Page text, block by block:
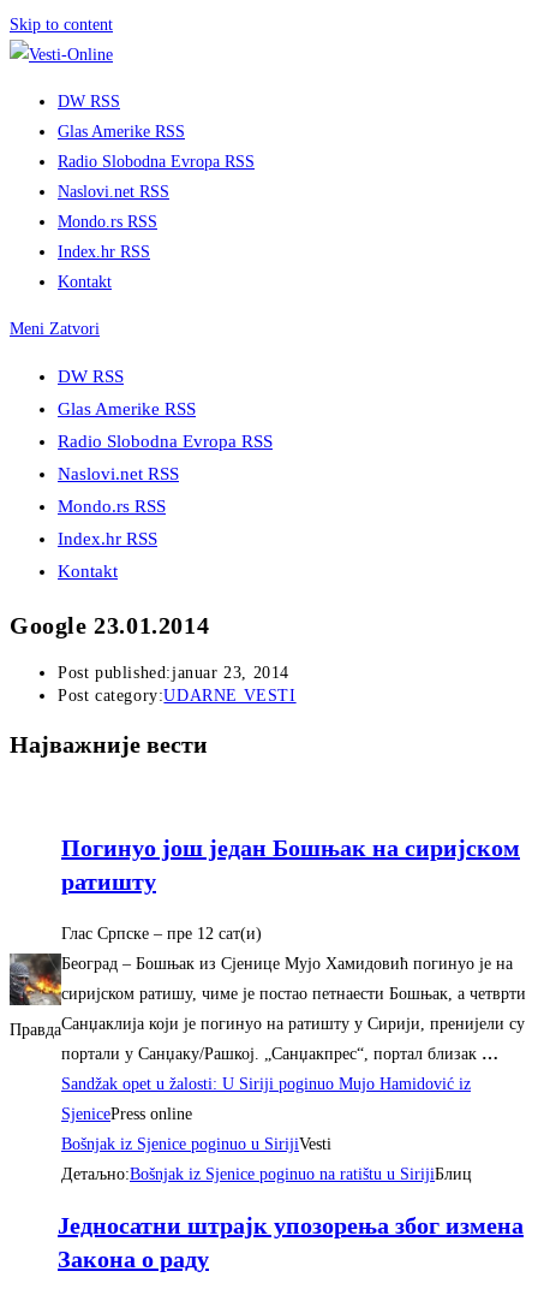
Skip to content
DW RSS
Glas Amerike RSS
Radio Slobodna Evropa RSS
Naslovi.net RSS
Mondo.rs RSS
Index.hr RSS
Kontakt
Meni Zatvori
DW RSS
Glas Amerike RSS
Radio Slobodna Evropa RSS
Naslovi.net RSS
Mondo.rs RSS
Index.hr RSS
Kontakt
Google 23.01.2014
Post published:januar 23, 2014
Post category:UDARNE VESTI
Најважније вести
Правда
Погинуо још један Бошњак на сиријском
ратишту
Глас Српске – ‎пре 12 сат(и)‎
Београд – Бошњак из Сјенице Мујо Хамидовић погинуо је на
сиријском ратишу, чиме је постао петнаести Бошњак, а четврти
Санџаклија који је погинуо на ратишту у Сирији, пренијели су
портали у Санџаку/Рашкој. „Санџакпрес“, портал близак …
Sandžak opet u žalosti: U Siriji poginuo Mujo Hamidović iz
SjenicePress online
Bošnjak iz Sjenice poginuo u SirijiVesti
Детаљно:Bošnjak iz Sjenice poginuo na ratištu u SirijiБлиц
Jедносатни штраjк упозорења због измена
Закона о раду